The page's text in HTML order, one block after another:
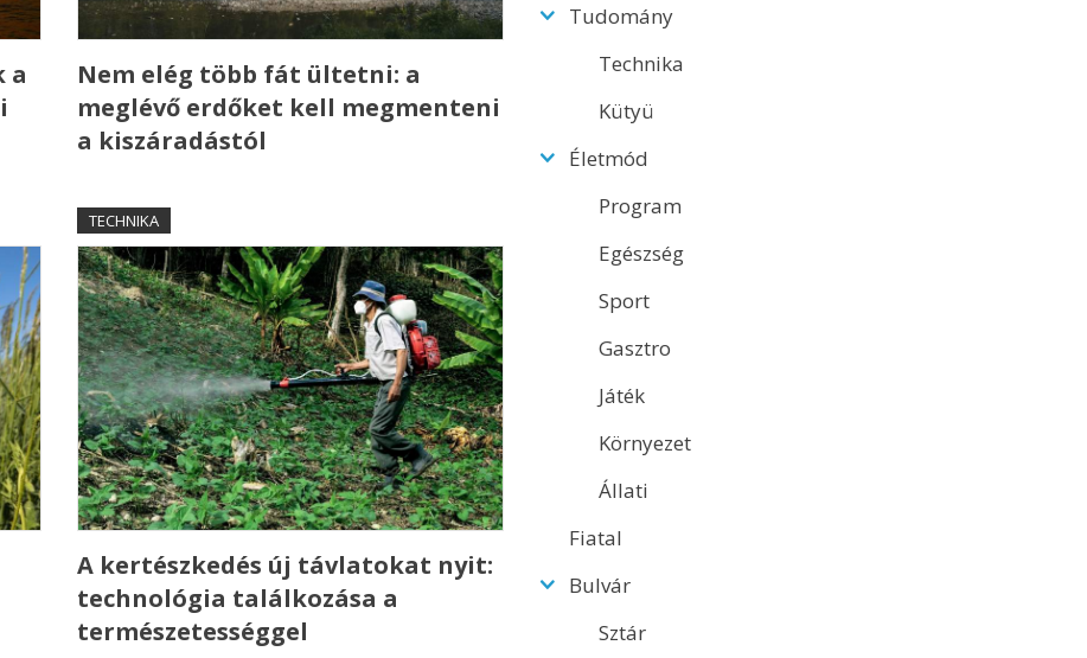
a
Nem elég több fát ültetni: a
meglévő erdőket kell megmenteni
a kiszáradástól
TECHNIKA
A kertészkedés új távlatokat nyit:
technológia találkozása a
természetességgel
Tudomány
Technika
Kütyü
Életmód
Program
Egészség
Sport
Gasztro
Játék
Környezet
Állati
Fiatal
Bulvár
Sztár